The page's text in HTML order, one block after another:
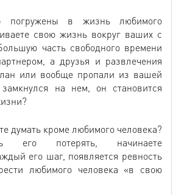
в жизнь любимого
свою жизнь вокруг ваших с
часть свободного времени
а друзья и развлечения
или вообще пропали из вашей
на нем, он становится
думать кроме любимого человека?
его потерять, начинаете
его шаг, появляется ревность
любимого человека «в свою